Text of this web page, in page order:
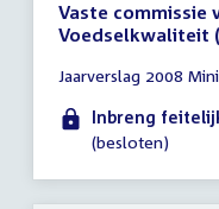
Vaste commissie
Voedselkwaliteit
vergadering
tot
12:00
Jaarverslag 2008
Inbreng
(besloten)